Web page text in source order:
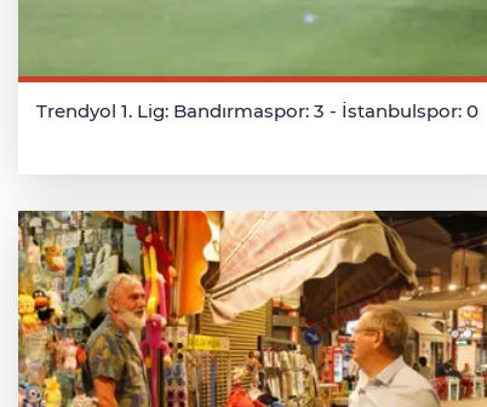
Trendyol 1. Lig: Bandırmaspor: 3 - İstanbulspor: 0